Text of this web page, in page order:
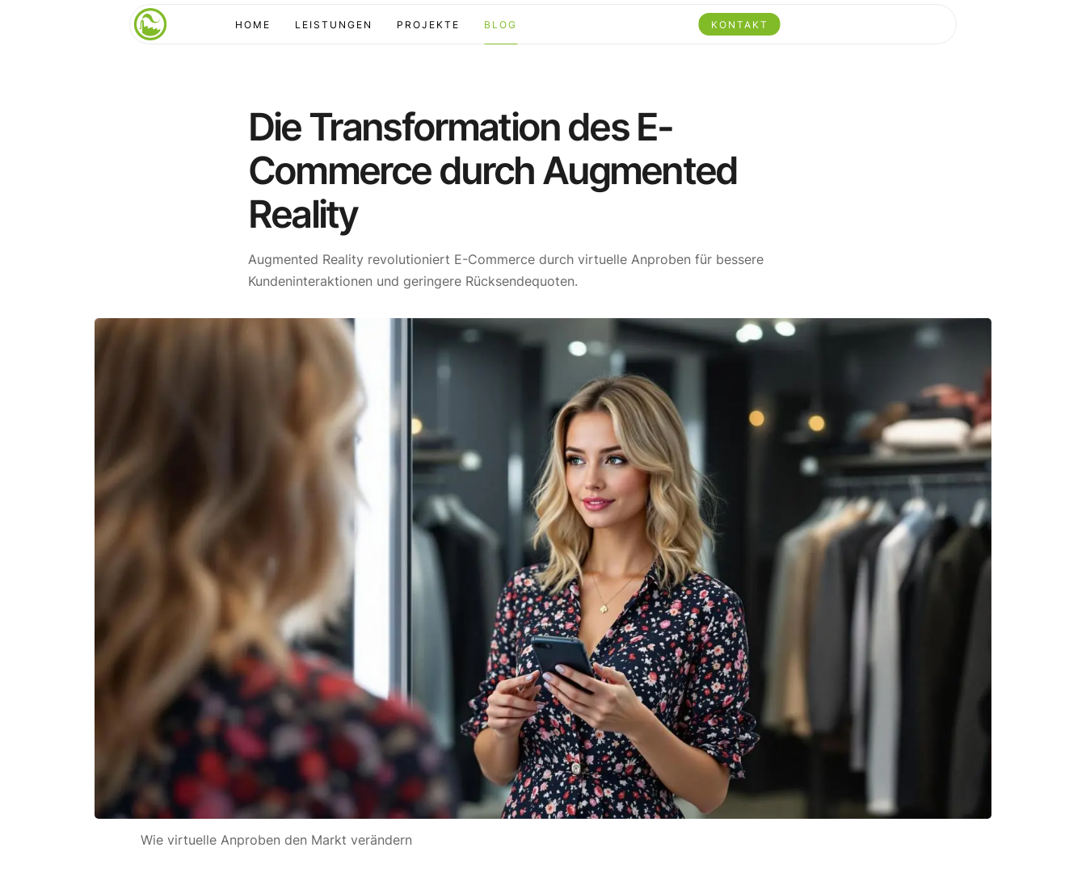
HOME LEISTUNGEN PROJEKTE BLOG KONTAKT
Die Transformation des E-
Commerce durch Augmented
Reality
Augmented Reality revolutioniert E-Commerce durch virtuelle Anproben für bessere
Kundeninteraktionen und geringere Rücksendequoten.
Wie virtuelle Anproben den Markt verändern